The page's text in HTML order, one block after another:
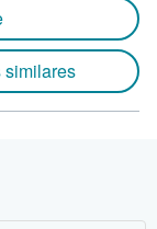
similares